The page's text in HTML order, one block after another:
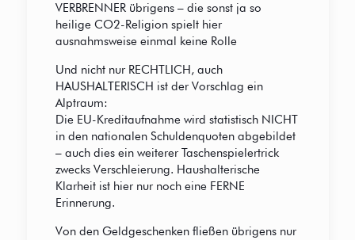
VERBRENNER übrigens – die sonst ja so
heilige CO2-Religion spielt hier
ausnahmsweise einmal keine Rolle
Und nicht nur RECHTLICH, auch
HAUSHALTERISCH ist der Vorschlag ein
Alptraum:
Die EU-Kreditaufnahme wird statistisch NICHT
in den nationalen Schuldenquoten abgebildet
– auch dies ein weiterer Taschenspielertrick
zwecks Verschleierung. Haushalterische
Klarheit ist hier nur noch eine FERNE
Erinnerung.
Von den Geldgeschenken fließen übrigens nur